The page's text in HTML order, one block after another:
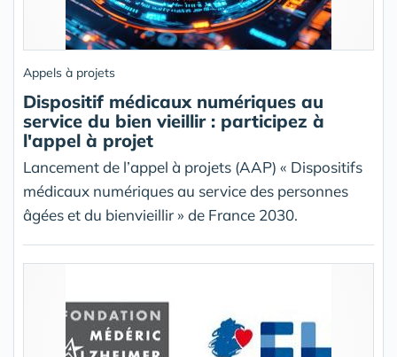
Appels à projets
Dispositif médicaux numériques au
service du bien vieillir : participez à
l'appel à projet
Lancement de l’appel à projets (AAP) « Dispositifs
médicaux numériques au service des personnes
âgées et du bienvieillir » de France 2030.